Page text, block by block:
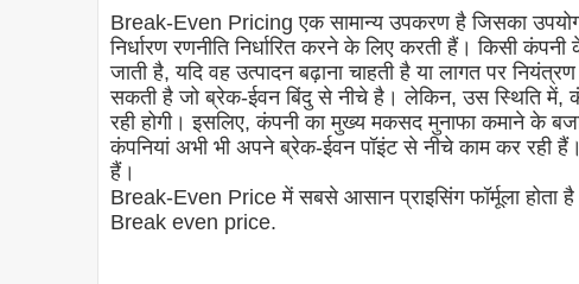
Break-Even Pricing एक सामान्य उपकरण है जिसका उपयोग
निर्धारण रणनीति निर्धारित करने के लिए करती हैं। किसी
जाती है, यदि वह उत्पादन बढ़ाना चाहती है या लागत पर
सकती है जो ब्रेक-ईवन बिंदु से नीचे है। लेकिन, उस स्थिति में,
रही होगी। इसलिए, कंपनी का मुख्य मकसद मुनाफा कमाने के
कंपनियां अभी भी अपने ब्रेक-ईवन पॉइंट से नीचे काम कर रही
हैं।
Break-Even Price में सबसे आसान प्राइसिंग फॉर्मूला
Break even price.